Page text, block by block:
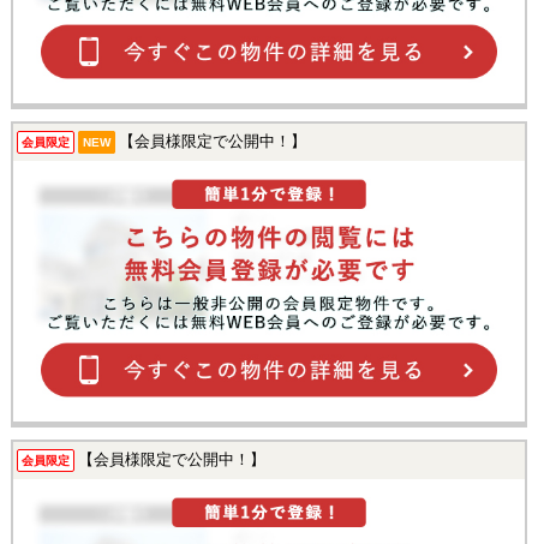
会員限定 NEW 【会員様限定で公開中！】
会員限定 【会員様限定で公開中！】